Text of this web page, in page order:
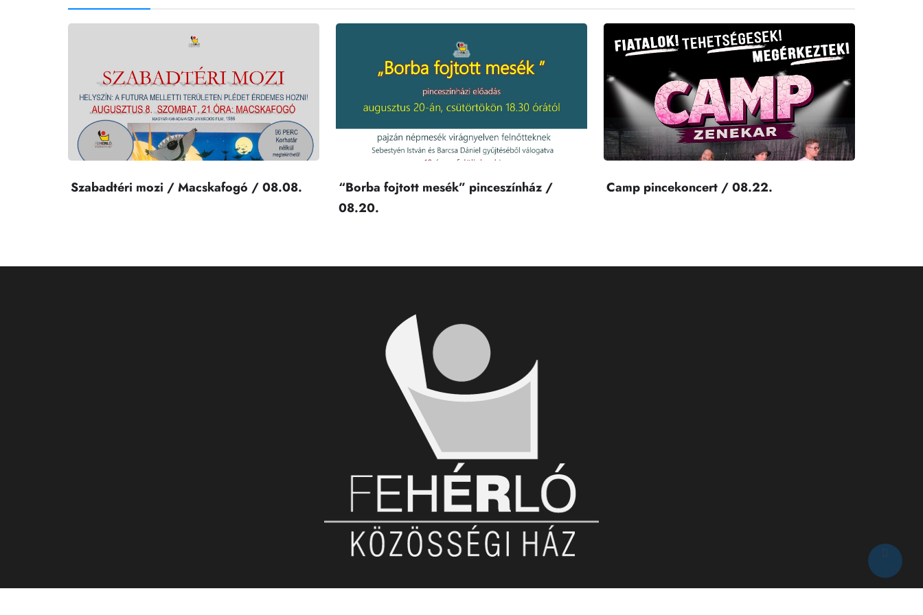
Szabadtéri mozi / Macskafogó / 08.08.
“Borba fojtott mesék” pinceszínház /
08.20.
Camp pincekoncert / 08.22.